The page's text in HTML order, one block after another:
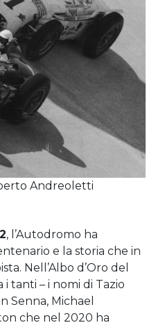
Andreoletti
, l’Autodromo ha
e la storia che in
Nell’Albo d’Oro del
tanti – i nomi di Tazio
Senna, Michael
che nel 2020 ha